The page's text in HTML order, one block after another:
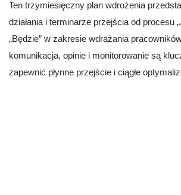
Ten trzymiesięczny plan wdrożenia
działania i terminarze przejścia od procesu
„Będzie” w zakresie wdrażania
komunikacja, opinie i monitorowanie są
zapewnić płynne przejście i ciągłe